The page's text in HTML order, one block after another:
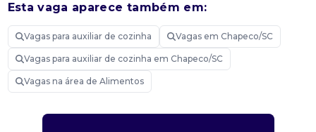
Esta vaga aparece também em:
Vagas para auxiliar de cozinha Vagas em Chapeco/SC
Vagas para auxiliar de cozinha em Chapeco/SC
Vagas na área de Alimentos